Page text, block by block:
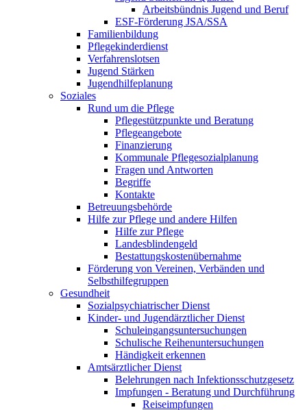
Arbeitsbündnis Jugend und Beruf
ESF-Förderung JSA/SSA
Familienbildung
Pflegekinderdienst
Verfahrenslotsen
Jugend Stärken
Jugendhilfeplanung
Soziales
Rund um die Pflege
Pflegestützpunkte und Beratung
Pflegeangebote
Finanzierung
Kommunale Pflegesozialplanung
Fragen und Antworten
Begriffe
Kontakte
Betreuungsbehörde
Hilfe zur Pflege und andere Hilfen
Hilfe zur Pflege
Landesblindengeld
Bestattungskosten­übernahme
Förderung von Vereinen, Verbänden und
Selbsthilfegruppen
Gesundheit
Sozialpsychiatrischer Dienst
Kinder- und Jugendärztlicher Dienst
Schuleingangsuntersuchungen
Schulische Reihenuntersuchungen
Händigkeit erkennen
Amtsärztlicher Dienst
Belehrungen nach Infektionsschutzgesetz
Impfungen - Beratung und Durchführung
Reiseimpfungen